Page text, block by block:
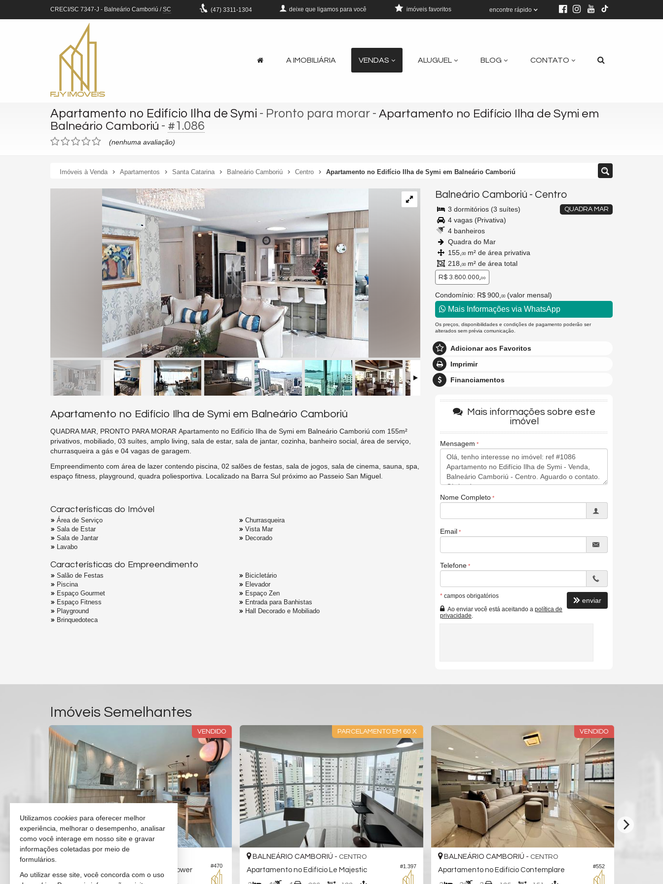
CRECI/SC 7347-J - Balneário Camboriú /SC (47) 3311-1304 deixe que ligamos para você encontre rápido
imóveis favoritos
A IMOBILIÁRIA VENDAS ALUGUEL BLOG CONTATO
Apartamento no Edifício Ilha de Symi - Pronto para morar - Apartamento no Edifício Ilha de Symi em
Balneário Camboriú - #1.086
(nenhuma avaliação)
Imóveis à Venda Apartamentos Santa Catarina Balneário Camboriú Centro Apartamento no Edifício Ilha de Symi em Balneário Camboriú
Apartamento no Edifício Ilha de Symi em Balneário Camboriú
QUADRA MAR, PRONTO PARA MORAR Apartamento no Edifício Ilha de Symi em Balneário Camboriú com 155m²
privativos, mobiliado, 03 suítes, amplo living, sala de estar, sala de jantar, cozinha, banheiro social, área de serviço,
churrasqueira a gás e 04 vagas de garagem.
Empreendimento com área de lazer contendo piscina, 02 salões de festas, sala de jogos, sala de cinema, sauna, spa,
espaço fitness, playground, quadra poliesportiva. Localizado na Barra Sul próximo ao Passeio San Miguel.
Características do Imóvel
Área de Serviço
Sala de Estar
Sala de Jantar
Lavabo
Churrasqueira
Vista Mar
Decorado
Características do Empreendimento
Salão de Festas
Piscina
Espaço Gourmet
Espaço Fitness
Playground
Brinquedoteca
Bicicletário
Elevador
Espaço Zen
Entrada para Banhistas
Hall Decorado e Mobiliado
Balneário Camboriú - Centro
QUADRA MAR
3 dormitórios (3 suítes)
4 vagas (Privativa)
4 banheiros
Quadra do Mar
155, 00 m² de área privativa
218, 00 m² de área total
R$ 3.800.000,00
Condomínio: R$ 900, 00 (valor mensal)
Mais Informações via WhatsApp
Os preços, disponibilidades e condições de pagamento poderão ser
alterados sem prévia comunicação.
Adicionar aos Favoritos
Imprimir
Financiamentos
Mais informações sobre este
imóvel
Mensagem
Nome Completo
Email
Telefone
* campos obrigatórios
Ao enviar você está aceitando a política de
privacidade
enviar
Imóveis Semelhantes
VENDIDO
#470
Apartamento no Edifício Elegance Tower
PARCELAMENTO EM 60 X
#1.397
BALNEÁRIO CAMBORIÚ - CENTRO
Apartamento no Edifício Le Majestic
VENDIDO
#552
BALNEÁRIO CAMBORIÚ - CENTRO
Apartamento no Edifício Contemplare
Utilizamos cookies para oferecer melhor
experiência, melhorar o desempenho, analisar
como você interage em nosso site e gravar
informações coletadas por meio de
formulários.
Ao utilizar esse site, você concorda com o uso